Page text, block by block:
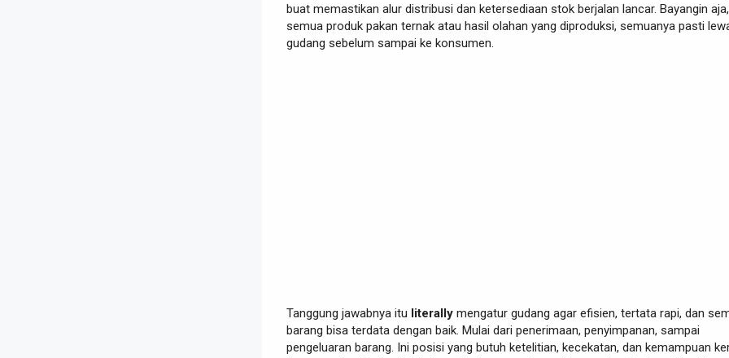
buat memastikan alur distribusi dan ketersediaan stok berjalan lancar. Bayangin aja,
semua produk pakan ternak atau hasil olahan yang diproduksi, semuanya pasti
gudang sebelum sampai ke konsumen.
Tanggung jawabnya itu literally mengatur gudang agar efisien, tertata rapi, dan
barang bisa terdata dengan baik. Mulai dari penerimaan, penyimpanan, sampai
pengeluaran barang. Ini posisi yang butuh ketelitian, kecekatan, dan kemampuan